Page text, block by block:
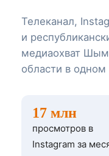
Телеканал,
и
медиаохват
области в одном
17 млн
просмотров в
Instagram за